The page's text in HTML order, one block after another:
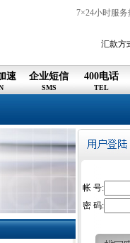
7×24小时服务
汇款方
速 企业短信
SMS
400电话
TEL
帐 号:
密 码: